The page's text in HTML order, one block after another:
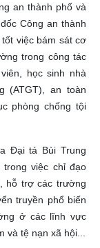
an thành phố và
Công an thành
việc bám sát cơ
trong công tác
học sinh nhà
(ATGT), an toàn
phòng chống tội
Đại tá Bùi Trung
việc chỉ đạo
hỗ trợ các trường
truyền phổ biến
ở các lĩnh vực
và tệ nạn xã hội...